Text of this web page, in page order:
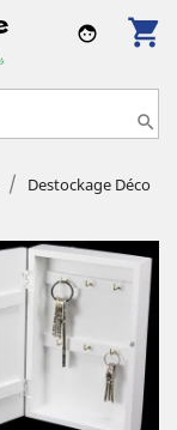
shopping_cart
face

Destockage Déco